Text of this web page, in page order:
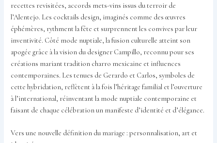
recettes revisitées, accords mets-vins issus du terroir de
l’Alentejo. Les cocktails design, imaginés comme des œuvres
éphémères, rythment la fête et surprennent les convives par leur
inventivité. Côté mode nuptiale, la fusion culturelle atteint son
apogée grâce à la vision du designer Campillo, reconnu pour ses
créations mariant tradition charro mexicaine et influences
contemporaines. Les tenues de Gerardo et Carlos, symboles de
cette hybridation, reflètent à la fois l’héritage familial et l’ouverture
à l’international, réinventant la mode nuptiale contemporaine et
faisant de chaque célébration un manifeste d’identité et d’élégance.
Vers une nouvelle définition du mariage : personnalisation, art et